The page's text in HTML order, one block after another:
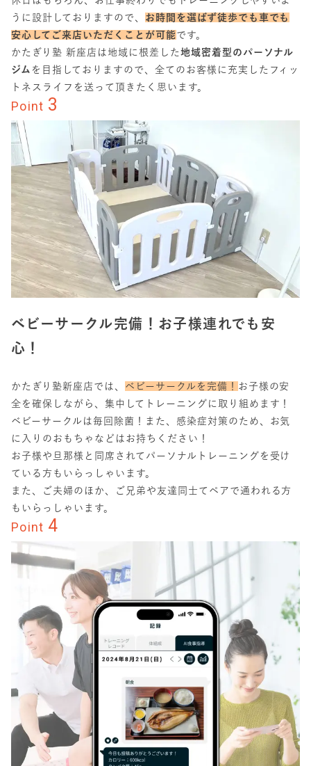
うに設計しておりますので、 お時間を選ばず徒歩でも車でも
安心してご来店いただくことが可能です。
かたぎり塾 新座店は地域に根差した 地域密着型のパーソナル
ジム を目指しておりますので、全てのお客様に充実したフィッ
トネスライフを送って頂きたく思います。
Point 3
ベビーサークル完備！お子様連れでも安
心！
かたぎり塾新座店では、 ベビーサークルを完備！
お子様の安
全を確保しながら、集中してトレーニングに取り組めます！
ベビーサークルは毎回除菌！また、感染症対策のため、お気
に入りのおもちゃなどはお持ちください！
お子様や旦那様と同席されてパーソナルトレーニングを受け
ている方もいらっしゃいます。
また、ご夫婦のほか、ご兄弟や友達同士てペアで通われる方
もいらっしゃいます。
Point 4